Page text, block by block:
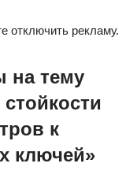
отключить рекламу.
на тему
к
ключей»